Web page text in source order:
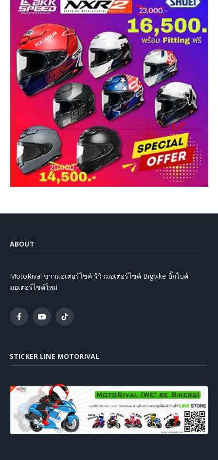
ABOUT
MotoRival ข่าวมอเตอร์ไซค์ รีวิวมอเตอร์ไซค์ Bigbike บิ๊กไบค์
มอเตอร์ไซค์ใหม่
FacebookYouTubeTikTok
STICKER LINE MOTORIVAL